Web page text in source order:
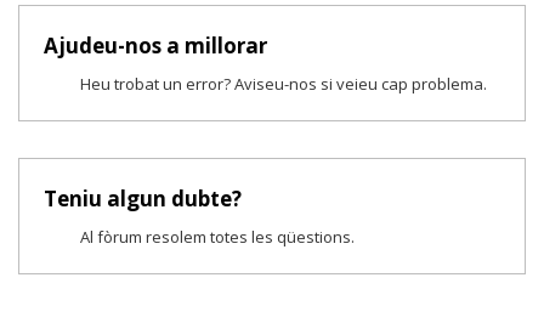
Ajudeu-nos a millorar
Heu trobat un error? Aviseu-nos si veieu cap problema.
Teniu algun dubte?
Al fòrum resolem totes les qüestions.